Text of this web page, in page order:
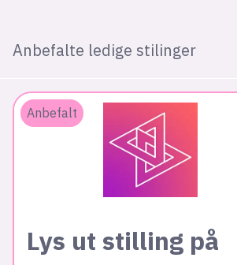
Anbefalte ledige stilinger
Anbefalt
Lys ut stilling på